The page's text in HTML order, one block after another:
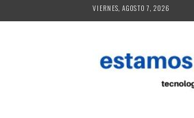
al
VIERNES, AGOSTO 7, 2026